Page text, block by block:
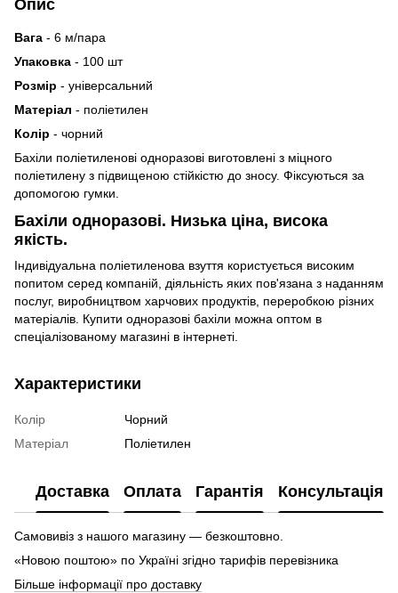
Опис
Вага - 6 м/пара
Упаковка - 100 шт
Розмір - універсальний
Матеріал - поліетилен
Колір - чорний
Бахіли поліетиленові одноразові виготовлені з міцного
поліетилену з підвищеною стійкістю до зносу. Фіксуються за
допомогою гумки.
Бахіли одноразові. Низька ціна, висока
якість.
Індивідуальна поліетиленова взуття користується високим
попитом серед компаній, діяльність яких пов'язана з наданням
послуг, виробництвом харчових продуктів, переробкою різних
матеріалів. Купити одноразові бахіли можна оптом в
спеціалізованому магазині в інтернеті.
Характеристики
Колір
Чорний
Матеріал
Поліетилен
Доставка Оплата Гарантія Консультація
Самовивіз з нашого магазину — безкоштовно.
«Новою поштою» по Україні згідно тарифів перевізника
Більше інформації про доставку